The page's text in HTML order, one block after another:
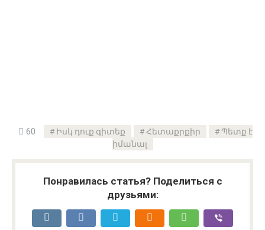
60 Իսկ դուք գիտեք Հետաքրքիր
Պետք է
իմանալ
Понравилась статья? Поделиться с
друзьями: